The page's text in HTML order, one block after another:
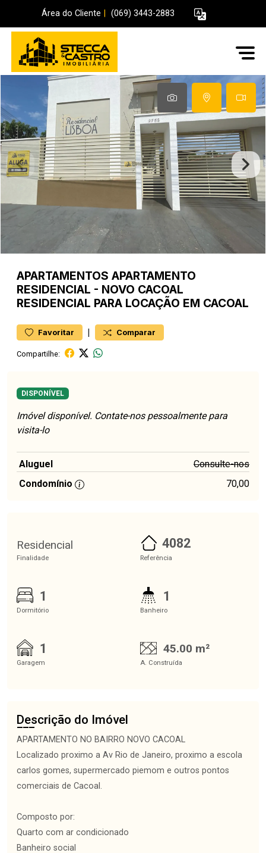
Área do Cliente (069) 3443-2883
APARTAMENTOS APARTAMENTO
RESIDENCIAL - NOVO CACOAL
RESIDENCIAL PARA LOCAÇÃO EM CACOAL
Favoritar | Comparar
Compartilhe:
DISPONÍVEL
Imóvel disponível. Contate-nos pessoalmente para
visita-lo
Aluguel
Consulte-nos
Condomínio
70,00
Residencial
Finalidade
4082
Referência
1
Dormitório
1
Banheiro
1
Garagem
45.00 m²
A. Construída
Descrição do Imóvel
APARTAMENTO NO BAIRRO NOVO CACOAL
Localizado proximo a Av Rio de Janeiro, proximo a escola
carlos gomes, supermercado piemom e outros pontos
comerciais de Cacoal.
Composto por:
Quarto com ar condicionado
Banheiro social